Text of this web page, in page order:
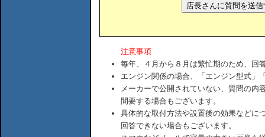
注意事項
毎年、４月から８月は繁忙期のため、回
エンジン関係の場合、「エンジン型式」
メーカーで公開されていない、質問の内
間要する場合もございます。
具体的な取付方法や設置後の効果などに
回答できない場合もございます。